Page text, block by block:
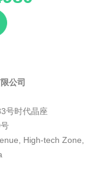
公司
号时代晶座
High-tech Zone,